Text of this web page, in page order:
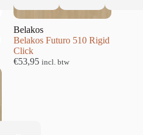
Belakos
Belakos Futuro 510 Rigid
Click
€53,95 incl. btw